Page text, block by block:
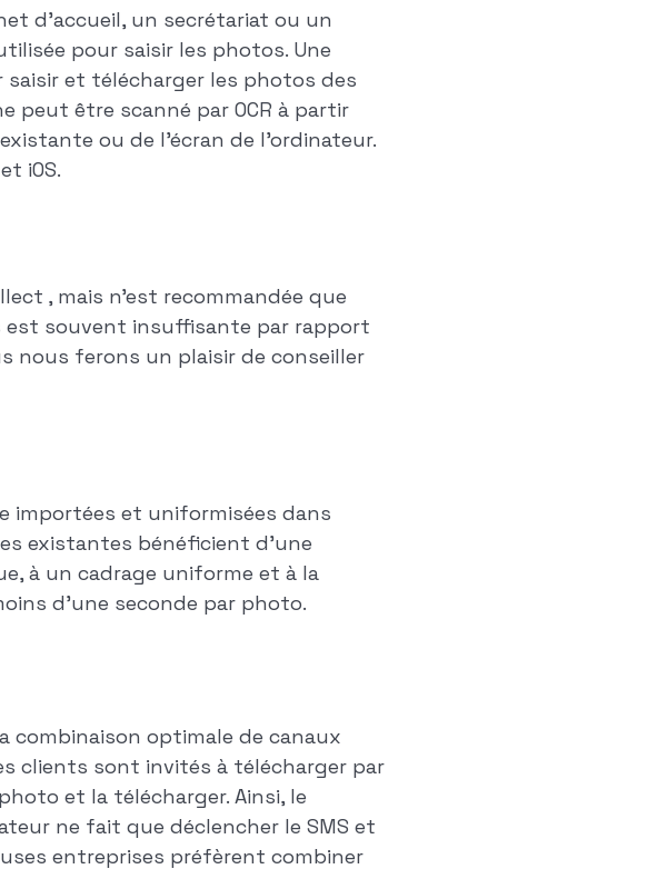
d'accueil, un secrétariat ou un
pour saisir les photos. Une
et télécharger les photos des
peut être scanné par OCR à partir
ou de l'écran de l'ordinateur.
iOS.
, mais n'est recommandée que
est souvent insuffisante par rapport
nous ferons un plaisir de conseiller
importées et uniformisées dans
existantes bénéficient d'une
à un cadrage uniforme et à la
d'une seconde par photo.
optimale de canaux
clients sont invités à télécharger par
et la télécharger. Ainsi, le
ne fait que déclencher le SMS et
entreprises préfèrent combiner